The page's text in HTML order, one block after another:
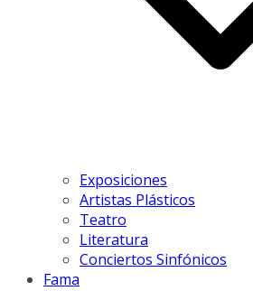
Exposiciones
Artistas Plásticos
Teatro
Literatura
Conciertos Sinfónicos
Fama